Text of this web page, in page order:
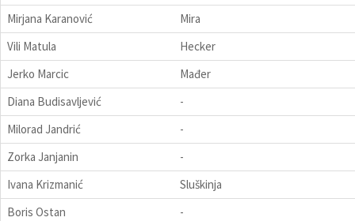
Mirjana Karanović
Mira
Vili Matula
Hecker
Jerko Marcic
Mađer
Diana Budisavljević
-
Milorad Jandrić
-
Zorka Janjanin
-
Ivana Krizmanić
Sluškinja
Boris Ostan
-